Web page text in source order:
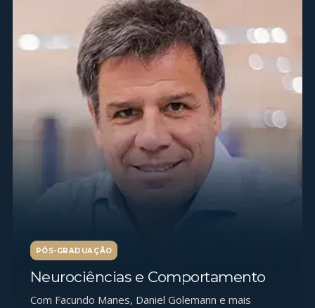
PÓS-GRADUAÇÃO
Neurociências e Comportamento
Com Facundo Manes, Daniel Golemann e mais